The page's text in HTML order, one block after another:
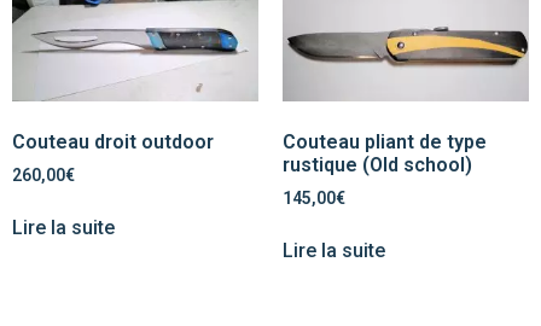
Couteau droit outdoor
260,00€
Lire la suite
Couteau pliant de type
rustique (Old school)
145,00€
Lire la suite